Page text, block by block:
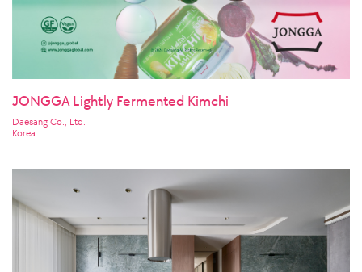
JONGGA Lightly Fermented Kimchi
Daesang Co., Ltd.
Korea